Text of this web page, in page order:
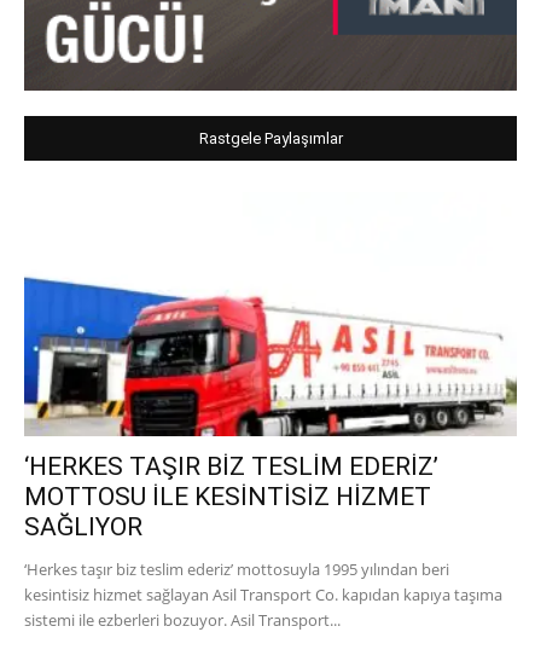
Rastgele Paylaşımlar
‘HERKES TAŞIR BİZ TESLİM EDERİZ’
MOTTOSU İLE KESİNTİSİZ HİZMET
SAĞLIYOR
‘Herkes taşır biz teslim ederiz’ mottosuyla 1995 yılından beri
kesintisiz hizmet sağlayan Asil Transport Co. kapıdan kapıya taşıma
sistemi ile ezberleri bozuyor. Asil Transport...